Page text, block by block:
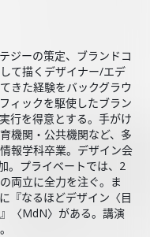
ジーの策定、ブランドコ
て描くデザイナー/エデ
きた経験をバックグラウ
ィックを駆使したブラン
行を得意とする。手がけ
機関・公共機関など、多
報学科卒業。デザイン会
。プライベートでは、2
両立に全力を注ぐ。ま
『なるほどデザイン〈目
〈MdN〉がある。講演